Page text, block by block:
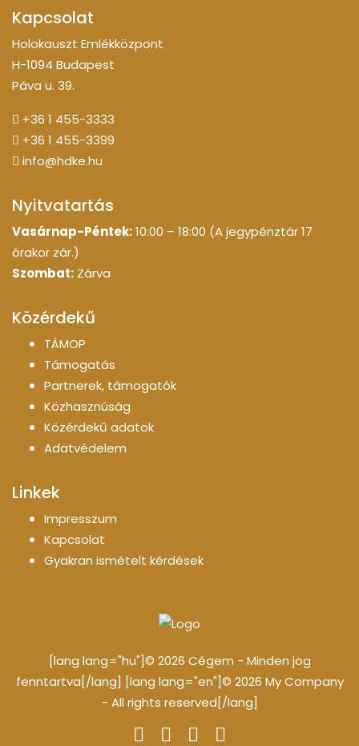
Kapcsolat
Holokauszt Emlékközpont
H-1094 Budapest
Páva u. 39.
+36 1 455-3333
+36 1 455-3399
info@hdke.hu
Nyitvatartás
Vasárnap-Péntek:10:00 – 18:00 (A jegypénztár 17
órakor zár.)
Szombat: Zárva
Közérdekű
TÁMOP
Támogatás
Partnerek, támogatók
Közhasznúság
Közérdekű adatok
Adatvédelem
Linkek
Impresszum
Kapcsolat
Gyakran ismételt kérdések
[lang lang="hu"]© 2026 Cégem - Minden jog
fenntartva[/lang] [lang lang="en"]© 2026 My Company
- All rights reserved[/lang]